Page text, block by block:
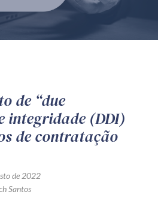
e serviços
por Escrito
Zênite
Online
presenciais
de “due
integridade (DDI)
de contratação
de 2022
Santos